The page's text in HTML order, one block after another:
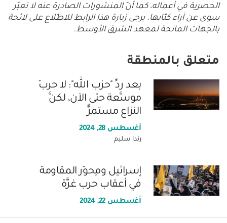
الحصرية في أعماله، كما أنّ المنشورات الصادرة عنه لا تعبّر
سوى عن آراء كتّابها. يرجى زيارة هذا الرابط للاطّلاع على لائحة
بالجهات المانحة لمعهد الشرق الأوسط.
متعلق بالمنطقة
بعد ردِّ "حزب الله": لا حربَ
موسَّعة حتى الآن، لكنَّ
النزاع مستمرٌّ
أغسطس 28, 2024
رندا سليم
إسرائيل ومِحوَر المقاومة
في أعقاب حرب غزَّة
أغسطس 22, 2024